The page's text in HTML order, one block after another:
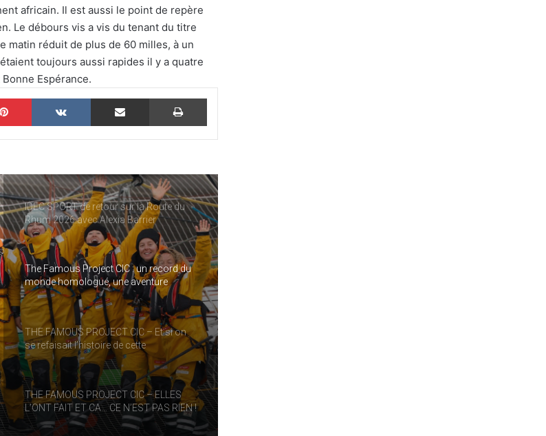
africain. Il est aussi le point de repère
Le débours vis a vis du tenant du titre
matin réduit de plus de 60 milles, à un
toujours aussi rapides il y a quatre
Espérance.
Pinterest VKontakte Partager par email Imprimer
THE FAMOUS PROJECT CIC – ELLES
L’ONT FAIT ET CA… CE N’EST PAS RIEN !
THE FAMOUS PROJECT CIC MARQUE
L’HISTOIRE
IDEC SPORT de retour sur la Route du
Rhum 2026 avec Alexia Barrier
The Famous Project CIC : un record du
monde homologué, une aventure
collective soutenue par IDEC SPORT
THE FAMOUS PROJECT CIC – Et si on
se refaisait l’histoire de cette
performance historique !
THE FAMOUS PROJECT CIC – ELLES
L’ONT FAIT ET CA… CE N’EST PAS RIEN !